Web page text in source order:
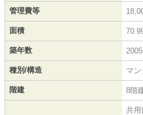
管理費等
面積
築年数
種別/構造 マ
階建 8階
共用